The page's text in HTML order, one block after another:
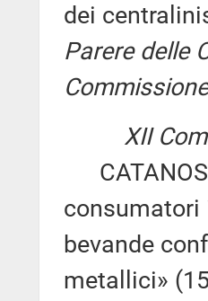
dei
Parere delle
XII
consumatori
bevande
metallici»